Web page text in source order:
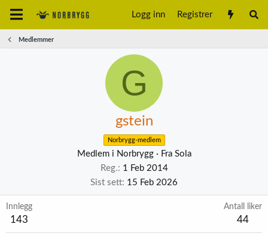
Logg inn Registrer
Medlemmer
G
gstein
Norbrygg-medlem
Medlem i Norbrygg · Fra Sola
Reg.
1 Feb 2014
Sist sett 15 Feb 2026
Innlegg
143
Antall liker
44